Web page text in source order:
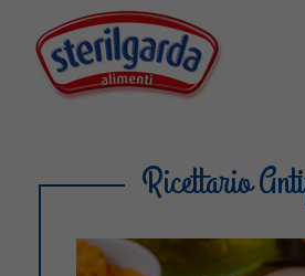
Ricettario